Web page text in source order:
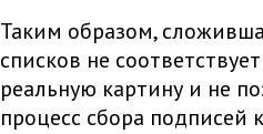
Таким образом,
списков не
реальную картину и не
процесс сбора подписей